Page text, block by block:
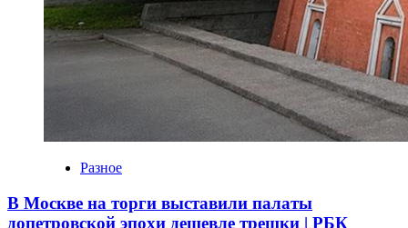
Разное
В Москве на торги выставили палаты
допетровской эпохи дешевле трешки | РБК